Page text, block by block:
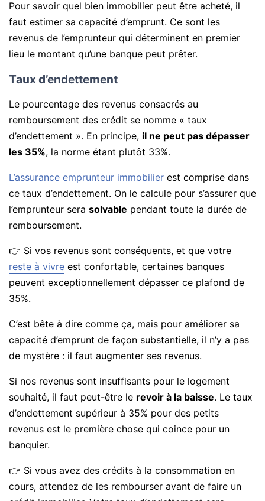
Pour savoir quel bien immobilier peut être acheté, il
faut estimer sa capacité d’emprunt. Ce sont les
revenus de l’emprunteur qui déterminent en premier
lieu le montant qu’une banque peut prêter.
Taux d’endettement
Le pourcentage des revenus consacrés au
remboursement des crédit se nomme « taux
d’endettement ». En principe, il ne peut pas dépasser
les 35%, la norme étant plutôt 33%.
L’assurance emprunteur immobilier est comprise dans
ce taux d’endettement. On le calcule pour s’assurer que
l’emprunteur sera solvable pendant toute la durée de
remboursement.
👉 Si vos revenus sont conséquents, et que votre
reste à vivre est confortable, certaines banques
peuvent exceptionnellement dépasser ce plafond de
35%.
C’est bête à dire comme ça, mais pour améliorer sa
capacité d’emprunt de façon substantielle, il n’y a pas
de mystère : il faut augmenter ses revenus.
Si nos revenus sont insuffisants pour le logement
souhaité, il faut peut-être le revoir à la baisse. Le taux
d’endettement supérieur à 35% pour des petits
revenus est le première chose qui coince pour un
banquier.
👉 Si vous avez des crédits à la consommation en
cours, attendez de les rembourser avant de faire un